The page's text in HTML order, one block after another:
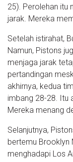
25). Perolehan itu
jarak. Mereka
Setelah istirahat,
Namun, Pistons
menjaga jarak
pertandingan
akhirnya, kedua
imbang 28-28. Itu
Mereka menang
Selanjutnya,
bertemu Brooklyn
menghadapi Los